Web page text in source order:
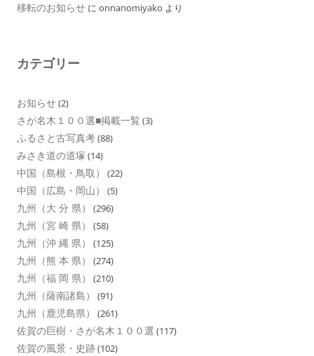
移転のお知らせ に onnanomiyako より
カテゴリー
お知らせ(2)
さが名木１００選■掲載一覧 (3)
ふるさと古写真考(88)
みさき道の道塚 (14)
中国（島根・鳥取） (22)
中国（広島・岡山） (5)
九州（大 分 県） (296)
九州（宮 崎 県） (58)
九州（沖 縄 県） (125)
九州（熊 本 県） (274)
九州（福 岡 県） (210)
九州（薩南諸島） (91)
九州（鹿児島県） (261)
佐賀の巨樹・さが名木１００選 (117)
佐賀の風景・史跡(102)